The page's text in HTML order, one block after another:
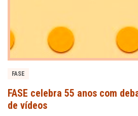
FASE
FASE celebra 55 anos com
de vídeos